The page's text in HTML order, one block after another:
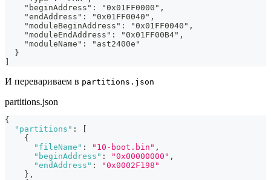
    "beginAddress": "0x01FF0000",
    "endAddress": "0x01FF0040",
    "moduleBeginAddress": "0x01FF0040",
    "moduleEndAddress": "0x01FF00B4",
    "moduleName": "ast2400e"
  }
И перевариваем в partitions.json
partitions.json
{
"partitions" :
{
"fileName" : "10-boot.bin" ,
"beginAddress" : "0x00000000" ,
"endAddress" :
"0x0002F198"
} ,